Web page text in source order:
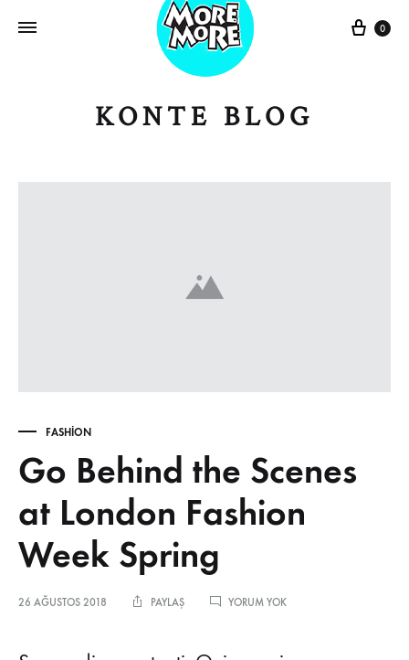
Sepet
0
KONTE BLOG
FASHION
Go Behind the Scenes
at London Fashion
Week Spring
26 AĞUSTOS 2018 PAYLAŞ YORUM YOKGO